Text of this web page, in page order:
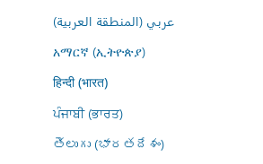
عربي (المنطقة العربية)
አማርኛ (ኢትዮጵያ)
हिन्दी (भारत)
ਪੰਜਾਬੀ (ਭਾਰਤ)
తెలుగు (భారతదేశం)